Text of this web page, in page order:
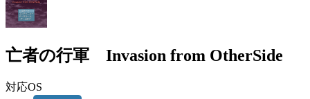
亡者の行軍 Invasion from OtherSide
対応OS